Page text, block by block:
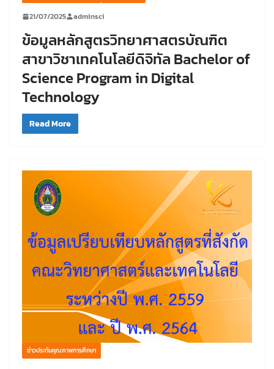
21/07/2025 adminsci
ข้อมูลหลักสูตรวิทยาศาสตรบัณฑิต
สาขาวิชาเทคโนโลยีดิจิทัล Bachelor of
Science Program in Digital
Technology
Read More
ข่าวประกันคุณภาพการศึกษา